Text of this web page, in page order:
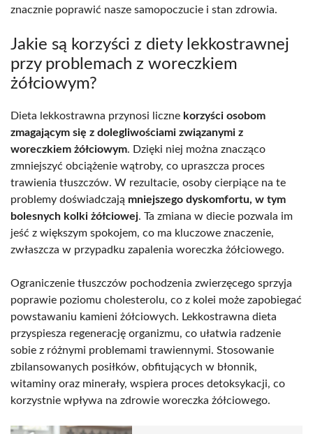
znacznie poprawić nasze samopoczucie i stan zdrowia.
Jakie są korzyści z diety lekkostrawnej
przy problemach z woreczkiem
żółciowym?
Dieta lekkostrawna przynosi liczne korzyści osobom
zmagającym się z dolegliwościami związanymi z
woreczkiem żółciowym. Dzięki niej można znacząco
zmniejszyć obciążenie wątroby, co upraszcza proces
trawienia tłuszczów. W rezultacie, osoby cierpiące na te
problemy doświadczają mniejszego dyskomfortu, w tym
bolesnych kolki żółciowej. Ta zmiana w diecie pozwala im
jeść z większym spokojem, co ma kluczowe znaczenie,
zwłaszcza w przypadku zapalenia woreczka żółciowego.
Ograniczenie tłuszczów pochodzenia zwierzęcego sprzyja
poprawie poziomu cholesterolu, co z kolei może zapobiegać
powstawaniu kamieni żółciowych. Lekkostrawna dieta
przyspiesza regenerację organizmu, co ułatwia radzenie
sobie z różnymi problemami trawiennymi. Stosowanie
zbilansowanych posiłków, obfitujących w błonnik,
witaminy oraz minerały, wspiera proces detoksykacji, co
korzystnie wpływa na zdrowie woreczka żółciowego.